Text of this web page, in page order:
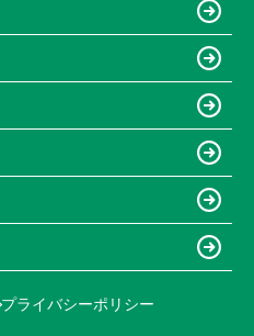
プライバシーポリシー